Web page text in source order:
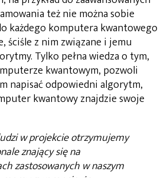
też nie można sobie
każdego komputera kwantowego
ściśle z nim związane i jemu
Tylko pełna wiedza o tym,
kwantowym, pozwoli
napisać odpowiedni algorytm,
kwantowy znajdzie swoje
w projekcie otrzymujemy
znający się na
zastosowanych w naszym